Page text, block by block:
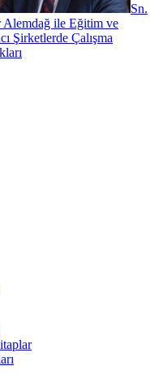
Sn.
Alemdağ ile Eğitim ve
Şirketlerde Çalışma